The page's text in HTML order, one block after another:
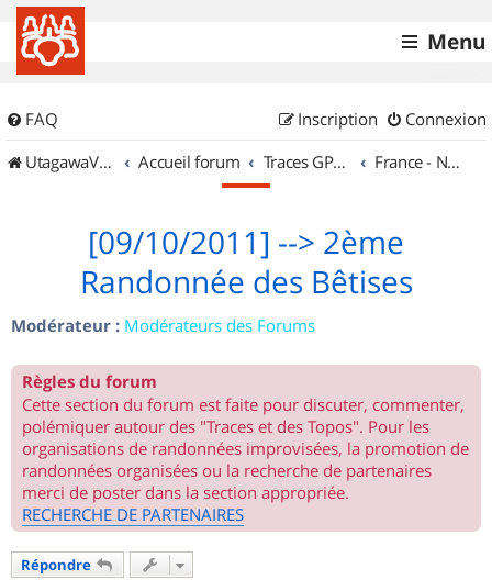
Menu
FAQ Connexion
Inscription
UtagawaVTT (Randos VTT et VTTAE avec traces GPS)
Accueil forum Traces GPS de randos VTT France - Nord Est
[09/10/2011] --> 2ème
Randonnée des Bêtises
Modérateur : Modérateurs des Forums
Règles du forum
Cette section du forum est faite pour discuter, commenter,
polémiquer autour des "Traces et des Topos". Pour les
organisations de randonnées improvisées, la promotion de
randonnées organisées ou la recherche de partenaires
merci de poster dans la section appropriée.
RECHERCHE DE PARTENAIRES
Répondre